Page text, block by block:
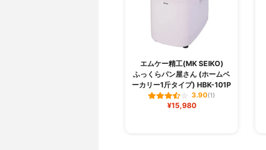
エムケー精工(MK SEIKO)
ふっくらパン屋さん (ホームベ
ーカリー1斤タイプ) HBK-101P
3.90(1)
¥15,980